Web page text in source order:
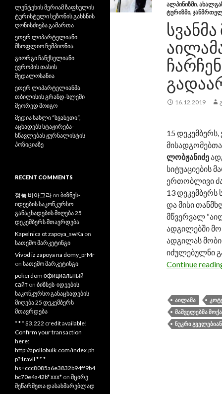
ᲐᲚᲞᲘᲜᲘᲖᲛᲘ,
ᲢᲣᲠᲘᲖᲛᲘ,
16.12.2019
15 დეკემბერს,
ლობჟანიძე
სიტუაციების
ერთობლივი
13
და მისი
მწვერვალ
ადგილებში
ადგილას
იძულებულნი
Continue
ᲐᲘᲚᲐᲛᲐ
ᲛᲐᲨᲕᲔᲚᲔᲑᲛᲐ
ᲜᲣᲙᲠᲘ
ლენტეხის მერიამ ზაფხულის
ტურისტული სეზონის გახსნის
ღონისძიება გამართა
ეთერ ლიპარტელიანი
მსოფლიო ჩემპიონია
გიორგი ჩანქსელიანი
ევროპის თასის
მედალოსანია
ეთერ ლიპარტელიანმა
თბილისის გრანდ-სლემი
მეორედ მოიგო
მედია სახლი “სვანეთი“,
აცხადებს სტაჟირება-
სწავლებას ჟურნალისტის
პოზიციაზე
RECENT COMMENTS
정품 비아그라 on ბიზნეს-
იდეების საკონკურსო
განაცხადების მიღება 25
დეკემბერს მთავრდება
Kapelnica ot zapoya_swKa on
სათემო მარკეტინგი
Vivod iz zapoya na domy_prMr
on სათემო მარკეტინგი
pokerdom официальный
сайт on ბიზნეს-იდეების
საკონკურსო განაცხადების
მიღება 25 დეკემბერს
მთავრდება
* * * $3,222 credit available!
Confirm your transaction
here:
http://apollobulk.com/index.ph
p?1ravll * * *
hs=ccc8085a6e3832b94ff9b4
bc70e4a42b* ххх* on მცირე
მეწარმეთა დასახმარებლად